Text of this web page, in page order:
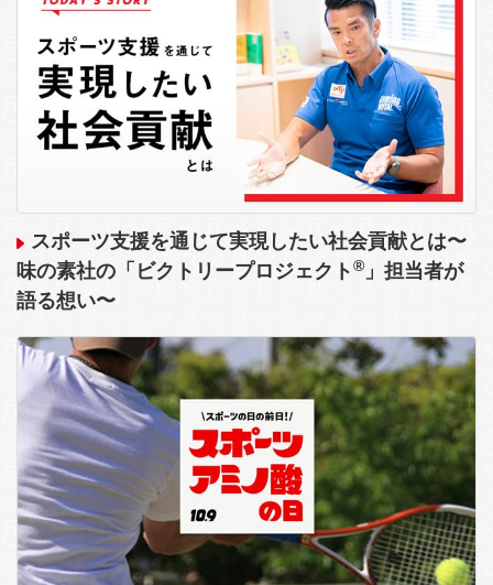
スポーツ支援を通じて実現したい社会貢献とは〜
味の素社の「ビクトリープロジェクト ® 」担当者が
語る想い〜